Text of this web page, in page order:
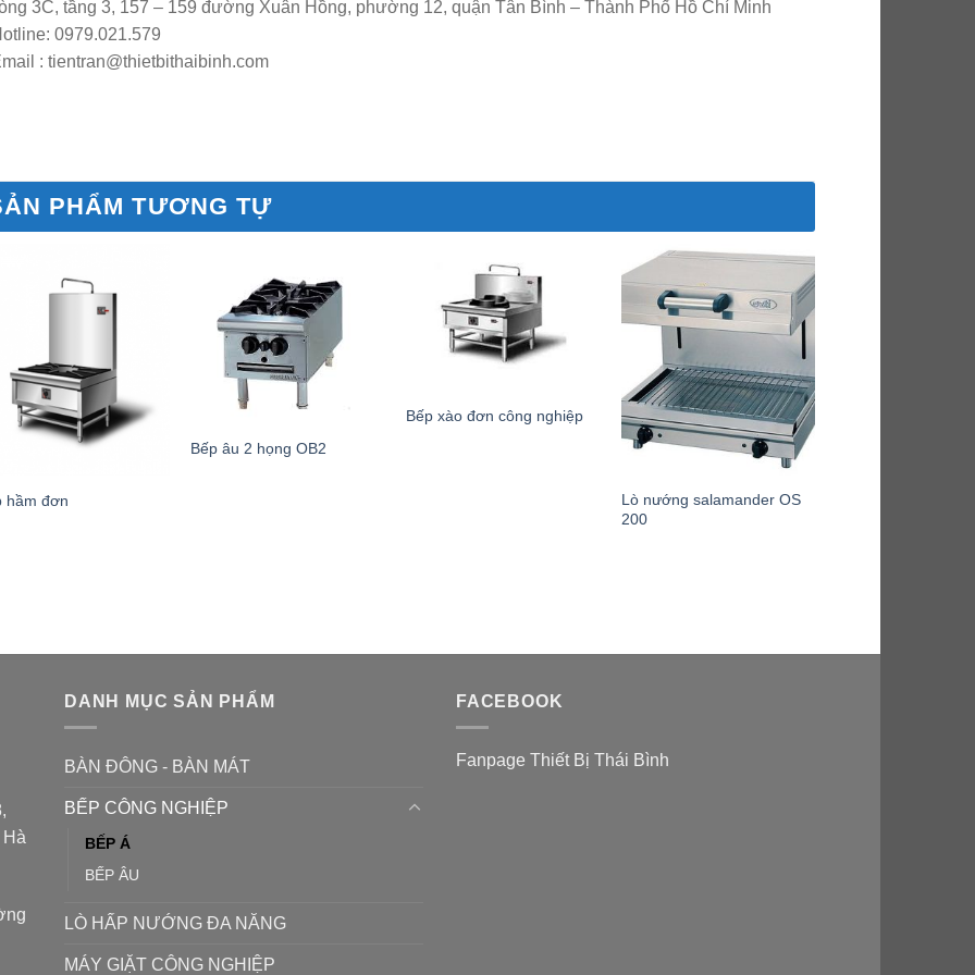
3C, tầng 3, 157 – 159 đường Xuân Hồng, phường 12, quận Tân Bình – Thành Phố Hồ Chí Minh
0979.021.579
: tientran@thietbithaibinh.com
PHẨM TƯƠNG TỰ
hầm đơn
Bếp âu 2 họng OB2
Bếp xào đơn công nghiệp
Lò nướng salamander OS
200
DANH MỤC SẢN PHẨM
BÀN ĐÔNG - BÀN MÁT
BẾP CÔNG NGHIỆP
BẾP Á
BẾP ÂU
LÒ HẤP NƯỚNG ĐA NĂNG
MÁY GIẶT CÔNG NGHIỆP
FACEBOOK
Fanpage Thiết Bị Thái Bình